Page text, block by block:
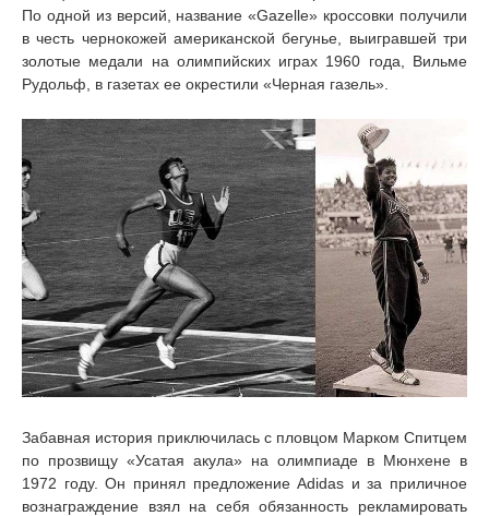
По одной из версий, название «Gazelle» кроссовки получили
в честь чернокожей американской бегунье, выигравшей три
золотые медали на олимпийских играх 1960 года, Вильме
Рудольф, в газетах ее окрестили «Черная газель».
Забавная история приключилась с пловцом Марком Спитцем
по прозвищу «Усатая акула» на олимпиаде в Мюнхене в
1972 году. Он принял предложение Adidas и за приличное
вознаграждение взял на себя обязанность рекламировать